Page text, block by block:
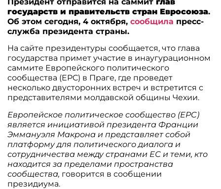
государств и правительств стран Евросоюза.
Об этом сегодня, 4 октября, сообщила пресс-
служба президента страны.
На сайте президентуры сообщается, что глава
государства примет участие в инаугурационном
саммите Европейского политического
сообщества (EPC) в Праге, где проведет
несколько двусторонних встреч и встретится с
представителями молдавской общины Чехии.
Европейское политическое сообщество (EPC)
является инициативой президента Франции
Эммануэля Макрона и представляет собой
платформу для политического диалога и
сотрудничества между странами ЕС и теми, кто
находится за пределами пространства
сообщества, говорится в сообщении
президиума.